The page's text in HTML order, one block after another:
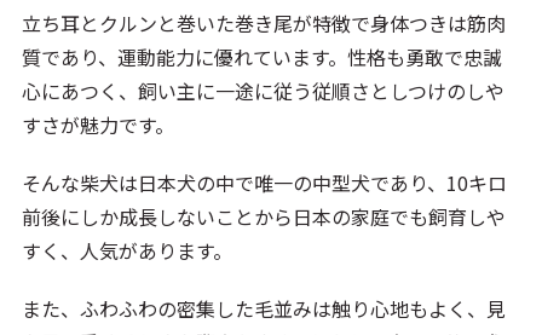
立ち耳とクルンと巻いた巻き尾が特徴で身体つきは筋肉
質であり、運動能力に優れています。性格も勇敢で忠誠
心にあつく、飼い主に一途に従う従順さとしつけのしや
すさが魅力です。
そんな柴犬は日本犬の中で唯一の中型犬であり、10キロ
前後にしか成長しないことから日本の家庭でも飼育しや
すく、人気があります。
また、ふわふわの密集した毛並みは触り心地もよく、見